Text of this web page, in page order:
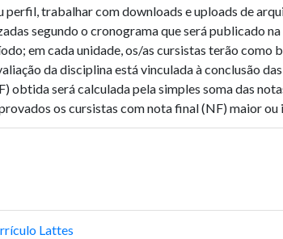
perfil, trabalhar com downloads e uploads de
segundo o cronograma que será publicado
em cada unidade, os/as cursistas terão como
da disciplina está vinculada à conclusão
obtida será calculada pela simples soma das
os cursistas com nota final (NF) maior ou
Lattes